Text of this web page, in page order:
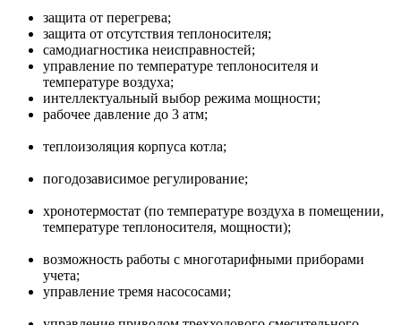
защита от перегрева;
защита от отсутствия теплоносителя;
самодиагностика неисправностей;
управление по температуре теплоносителя и
температуре воздуха;
интеллектуальный выбор режима мощности;
рабочее давление до 3 атм;
теплоизоляция корпуса котла;
погодозависимое регулирование;
хронотермостат (по температуре воздуха в помещении,
температуре теплоносителя, мощности);
возможность работы с многотарифными приборами
учета;
управление тремя насососами;